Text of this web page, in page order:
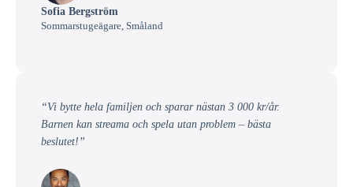
Sofia Bergström
Sommarstugeägare, Småland
“Vi bytte hela familjen och sparar nästan 3 000 kr/år.
Barnen kan streama och spela utan problem – bästa
beslutet!”